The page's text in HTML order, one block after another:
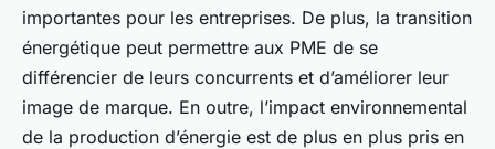
importantes pour les entreprises. De plus, la transition
énergétique peut permettre aux PME de se
différencier de leurs concurrents et d’améliorer leur
image de marque. En outre, l’impact environnemental
de la production d’énergie est de plus en plus pris en